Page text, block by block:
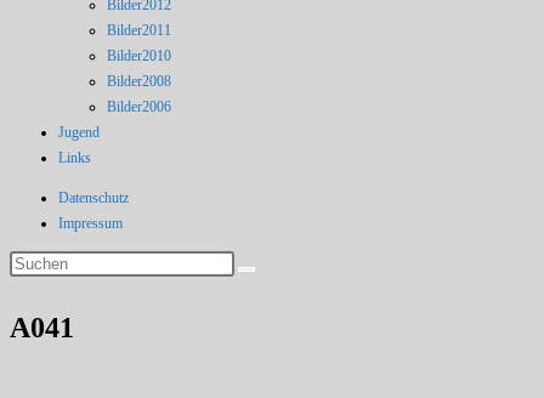
Bilder2012
Bilder2011
Bilder2010
Bilder2008
Bilder2006
Jugend
Links
Datenschutz
Impressum
Diese
Website
A041